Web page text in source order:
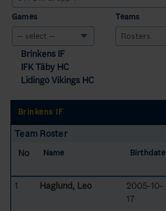
Games Teams
Brinkens IF
IFK Täby HC
Lidingö Vikings HC
Brinkens IF
Team Roster
No
Name Birthdate
1 Haglund, Leo
2005-10-
17